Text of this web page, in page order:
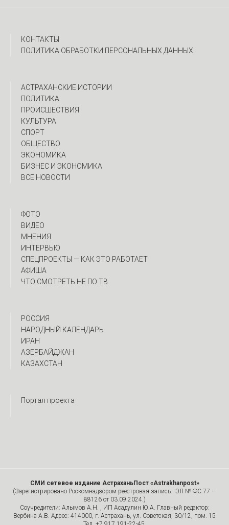
КОНТАКТЫ
ПОЛИТИКА ОБРАБОТКИ ПЕРСОНАЛЬНЫХ ДАННЫХ
АСТРАХАНСКИЕ ИСТОРИИ
ПОЛИТИКА
ПРОИСШЕСТВИЯ
КУЛЬТУРА
СПОРТ
ОБЩЕСТВО
ЭКОНОМИКА
БИЗНЕС И ЭКОНОМИКА
ВСЕ НОВОСТИ
ФОТО
ВИДЕО
МНЕНИЯ
ИНТЕРВЬЮ
CПЕЦПРОЕКТЫ — КАК ЭТО РАБОТАЕТ
АФИША
ЧТО СМОТРЕТЬ НЕ ПО ТВ
РОССИЯ
НАРОДНЫЙ КАЛЕНДАРЬ
ИРАН
АЗЕРБАЙДЖАН
КАЗАХСТАН
Портал проекта
СМИ сетевое издание АстраханьПост «Astrakhanpost»
(Зарегистрировано Роскомнадзором реестровая запись: ЭЛ № ФС 77 —
88126 от 03.09.2024.)
Соучредители: Алымов А.Н. , ИП Асадулин Ю.А. Главный редактор:
Вербина А.В. Адрес: 414000, г. Астрахань, ул. Советская, 30/12, пом. 15